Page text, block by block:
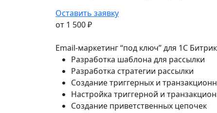
Оставить заявку
от 1 500 ₽
Email-маркетинг “под ключ” для 1C
Разработка шаблона для рассылки
Разработка стратегии рассылки
Создание триггерных и
Настройка триггерной и
Создание приветственных цепочек